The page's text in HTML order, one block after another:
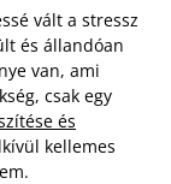
vált a stressz
és állandóan
van, ami
csak egy
és
kellemes